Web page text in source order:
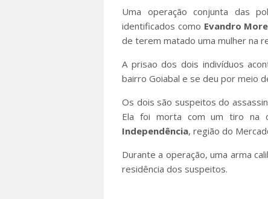
Uma operação conjunta das
identificados como Evandro
de terem matado uma mulher na
A prisao dos dois indivíduos
bairro Goiabal e se deu por meio
Os dois são suspeitos do
Ela foi morta com um tiro na
Independência, região do
Durante a operação, uma arma
residência dos suspeitos.